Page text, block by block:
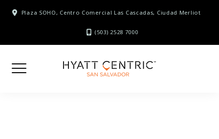
Plaza SOHO, Centro Comercial Las Cascadas, Ciudad Merliot
(503) 2528 7000